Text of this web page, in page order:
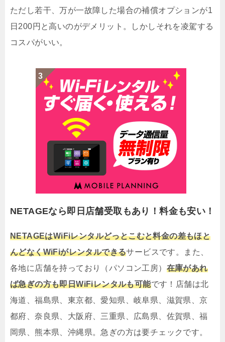
ただし若干、万が一故障した場合の補償オプションが1
日200円と高いのがデメリット。しかしそれを凌駕する
コスパがいい。
NETAGEなら即日店舗受取もあり！料金も安い！
NETAGEはWiFiレンタルどっとこむと料金の差もほと
んどなくWiFiがレンタルできるサービスです。また、
各地に店舗を持っており（パソコン工房） 在庫があれ
ば急ぎの方も即日WiFiレンタルも可能です！店舗は北
海道、福島県、東京都、愛知県、岐阜県、滋賀県、京
都府、奈良県、大阪府、三重県、広島県、佐賀県、福
岡県、熊本県、沖縄県。急ぎの方は要チェックです。